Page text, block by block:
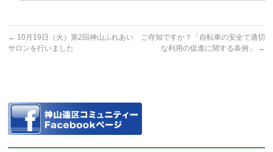
← 10月19日（火）第2回神山ふれあい
サロンを行いました
ご存知ですか？「自転車の安全で適切
な利用の促進に関する条例」
→